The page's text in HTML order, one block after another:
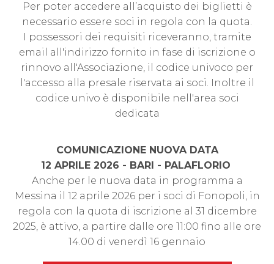
Per poter accedere all’acquisto dei biglietti è
necessario essere soci in regola con la quota.
I possessori dei requisiti riceveranno, tramite
email all'indirizzo fornito in fase di iscrizione o
rinnovo all'Associazione, il codice univoco per
l'accesso alla presale riservata ai soci. Inoltre il
codice univo è disponibile nell'area soci
dedicata
COMUNICAZIONE NUOVA DATA
12 APRILE 2026 - BARI - PALAFLORIO
Anche per le nuova data in programma a
Messina il 12 aprile 2026 per i soci di Fonopoli, in
regola con la quota di iscrizione al 31 dicembre
2025, è attivo, a partire dalle ore 11:00 fino alle ore
14.00 di venerdì 16 gennaio